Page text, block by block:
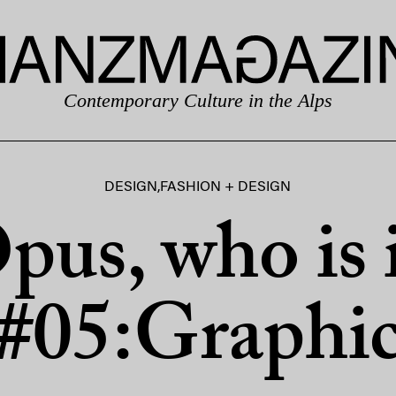
Contemporary Culture in the Alps
DESIGN ,FASHION + DESIGN
who is